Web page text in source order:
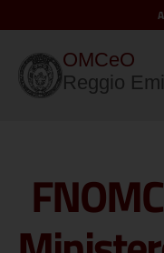
OMCeO
Reggio